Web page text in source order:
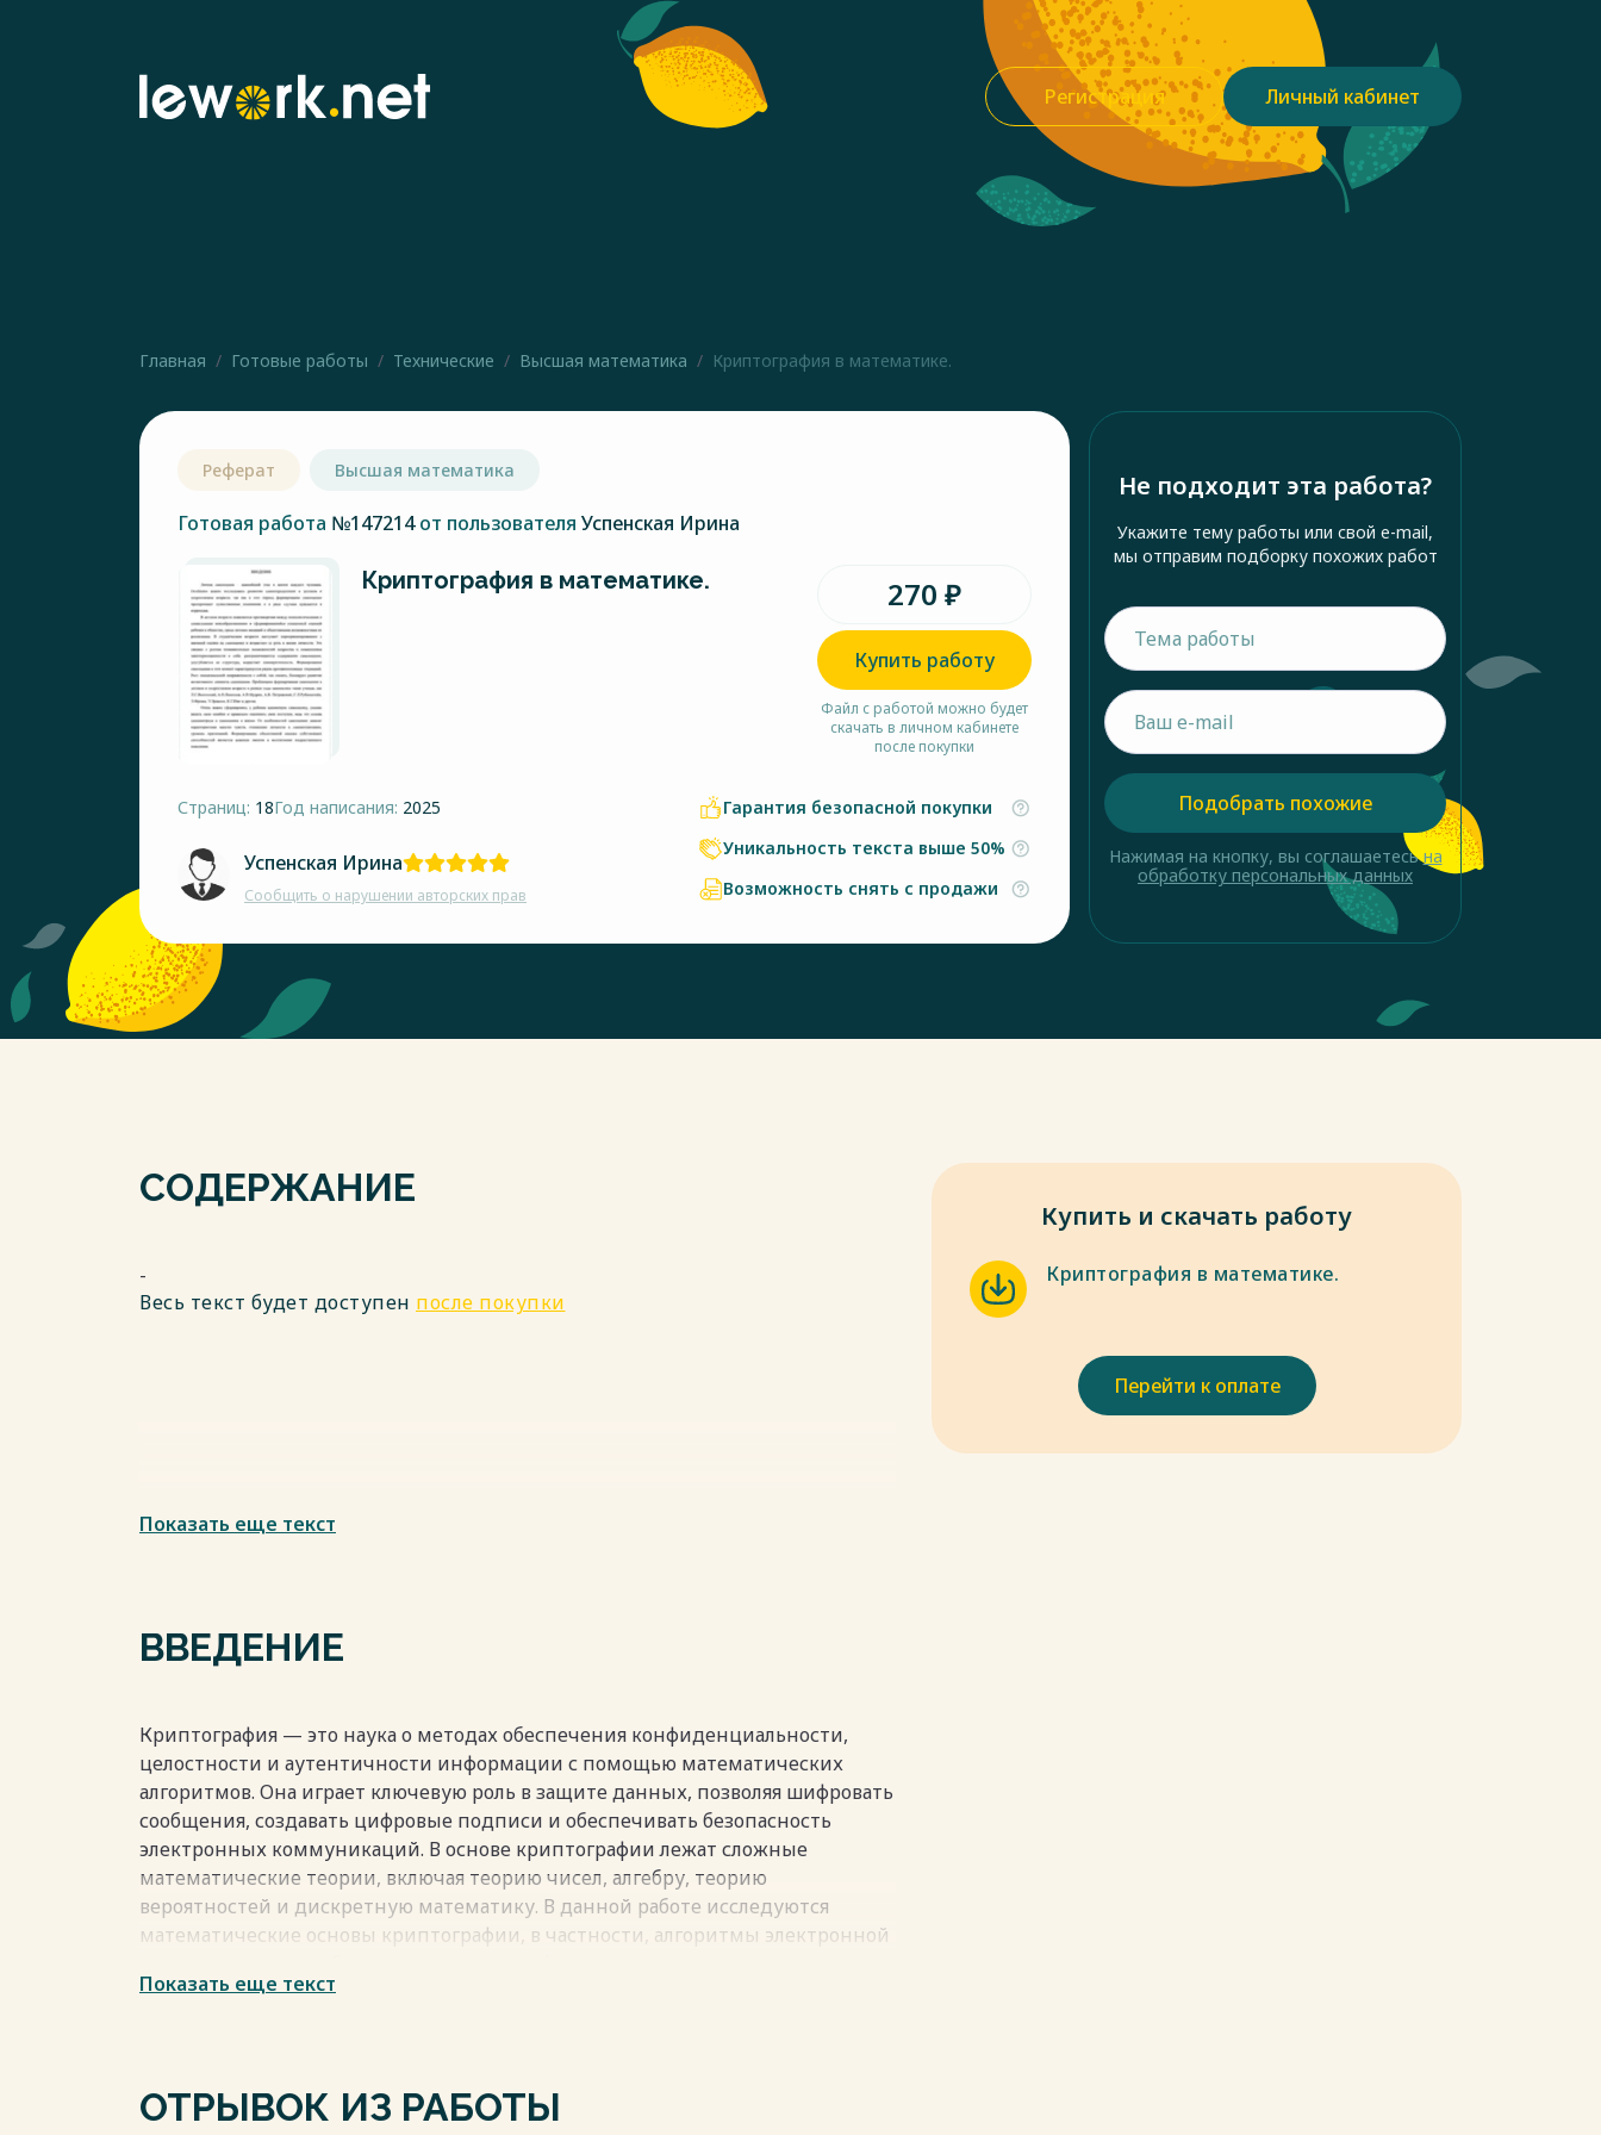
Регистрация Личный кабинет
Главная Готовые работы Технические Высшая математика Криптография в математике.
Реферат Высшая математика
Готовая работа №147214от пользователя Успенская Ирина
Криптография в математике. 270 ₽
Купить работу
Файл с работой можно будет
скачать в личном кабинете
после покупки
Страниц: 18Год написания: 2025
Успенская Ирина
Сообщить о нарушении авторских прав
Гарантия безопасной покупки
Уникальность текста выше 50%
Возможность снять с продажи
Не подходит эта работа?
Укажите тему работы или свой e-mail,
мы отправим подборку похожих работ
Подобрать похожие
Нажимая на кнопку, вы соглашаетесьна
обработку персональных данных
СОДЕРЖАНИЕ
-
Весь текст будет доступен после покупки
Показать еще текст
ВВЕДЕНИЕ
Криптография — это наука о методах обеспечения конфиденциальности,
целостности и аутентичности информации с помощью математических
алгоритмов. Она играет ключевую роль в защите данных, позволяя шифровать
сообщения, создавать цифровые подписи и обеспечивать безопасность
электронных коммуникаций. В основе криптографии лежат сложные
математические теории, включая теорию чисел, алгебру, теорию
вероятностей и дискретную математику. В данной работе исследуются
математические основы криптографии, в частности, алгоритмы электронной
Рассматриваются принципы работы асимметричных криптосистем, методы
вычислений или программного кода. Будут проведены тесты на
Показать еще текст
ОТРЫВОК ИЗ РАБОТЫ
Купить и скачать работу
Криптография в математике.
Перейти к оплате